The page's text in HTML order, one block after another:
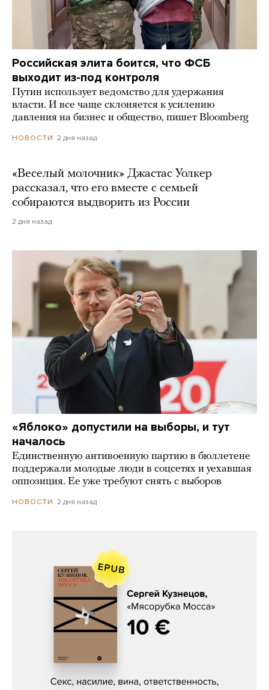
Российская элита боится, что ФСБ
выходит из-под контроля
Путин использует ведомство для удержания
власти. И все чаще склоняется к усилению
давления на бизнес и общество, пишет Bloomberg
НОВОСТИ 2 дня назад
«Веселый молочник» Джастас Уолкер
рассказал, что его вместе с семьей
собираются выдворить из России
2 дня назад
«Яблоко» допустили на выборы, и тут
началось
Единственную антивоенную партию в бюллетене
поддержали молодые люди в соцсетях и уехавшая
оппозиция. Ее уже требуют снять с выборов
НОВОСТИ 2 дня назад
Сергей Кузнецов, «Мясорубка